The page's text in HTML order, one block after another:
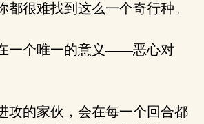
都很难找到这么一个奇行种。
一个唯一的意义——恶心对
攻的家伙，会在每一个回合都